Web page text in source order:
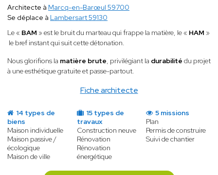
Fiche architecte
Architecte à Marcq-en-Barœul 59700
Se déplace à Lambersart 59130
Le « BAM » est le bruit du marteau qui frappe la matière, le « HAM »
le bref instant qui suit cette détonation.
Nous glorifions la matière brute, privilégiant la durabilité du projet
à une esthétique gratuite et passe-partout.
14 types de
biens
Maison individuelle
Maison passive /
écologique
Maison de ville
15 types de
travaux
Construction neuve
Rénovation
Rénovation
énergétique
5 missions
Plan
Permis de construire
Suivi de chantier